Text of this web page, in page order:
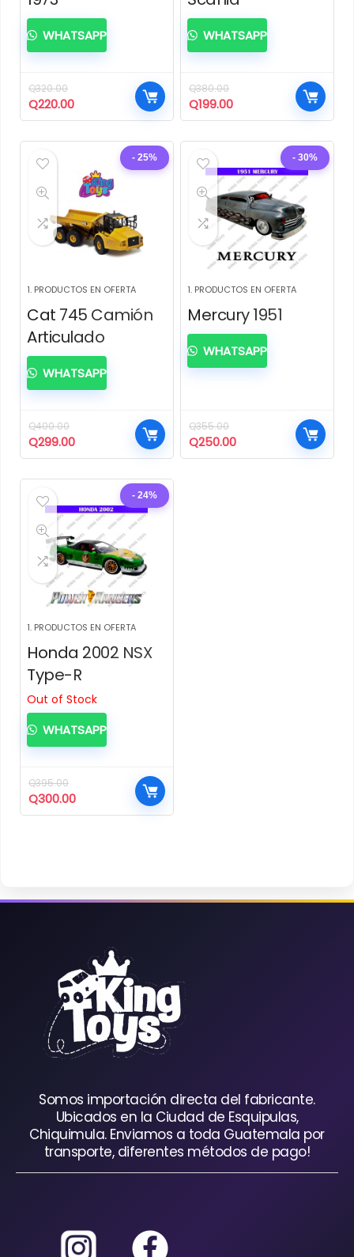
Q320.00
El
precio
Q320.00.
Q220.00El
precio
Q220.00.
WHATSAPP
Q380.00
El
precio
Q380.00.
Q199.00El
precio
Q199.00.
WHATSAPP
- 25%
1. PRODUCTOS EN OFERTA
Cat 745 Camión
Articulado
Q400.00
El
precio
Q400.00.
Q299.00El
precio
Q299.00.
WHATSAPP
- 30%
1. PRODUCTOS EN OFERTA
Mercury 1951
Q355.00
El
precio
Q250.00El
precio
WHATSAPP
- 24%
1. PRODUCTOS EN OFERTA
Honda 2002 NSX
Type-R
Out of Stock
Q395.00
El
precio
Q300.00El
precio
WHATSAPP
Somos importación directa del fabricante.
Ubicados en la Ciudad de Esquipulas,
Chiquimula. Enviamos a toda Guatemala por
transporte, diferentes métodos de pago!